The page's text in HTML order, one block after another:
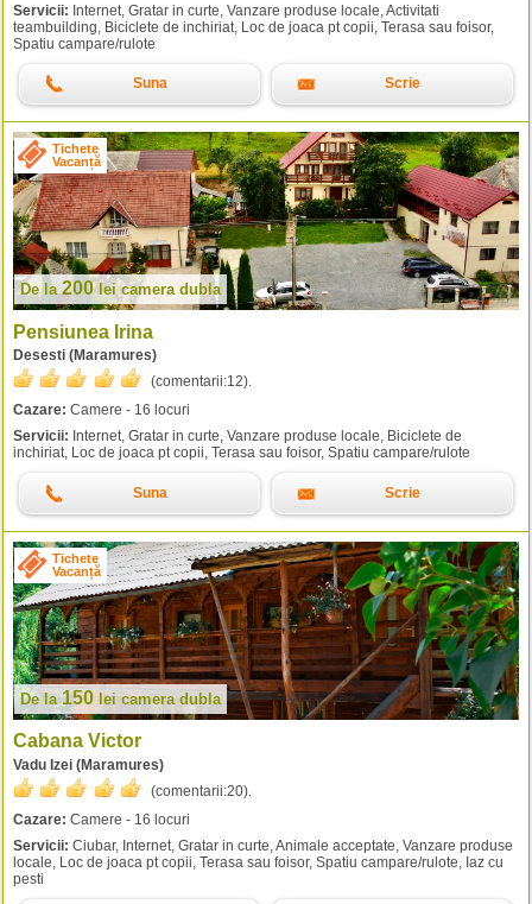
Servicii: Internet, Gratar in curte, Vanzare produse locale, Activitati
teambuilding, Biciclete de inchiriat, Loc de joaca pt copii, Terasa sau foisor,
Spatiu campare/rulote
Suna Scrie
Tichete
Vacanță
De la200leicamera dubla
Pensiunea Irina
Desesti (Maramures)
(comentarii:12).
Cazare: Camere - 16 locuri
Servicii: Internet, Gratar in curte, Vanzare produse locale, Biciclete de
inchiriat, Loc de joaca pt copii, Terasa sau foisor, Spatiu campare/rulote
Suna Scrie
Tichete
Vacanță
De la 150 lei camera dubla
Cabana Victor
Vadu Izei (Maramures)
(comentarii:20).
Cazare: Camere - 16 locuri
Servicii: Ciubar, Internet, Gratar in curte, Animale acceptate, Vanzare produse
locale, Loc de joaca pt copii, Terasa sau foisor, Spatiu campare/rulote, Iaz cu
pesti